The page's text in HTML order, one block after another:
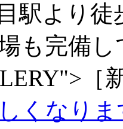
駅より徒
も完備
［
くなり